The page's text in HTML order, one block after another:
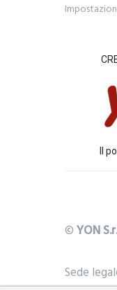
Il
©YON
Sede